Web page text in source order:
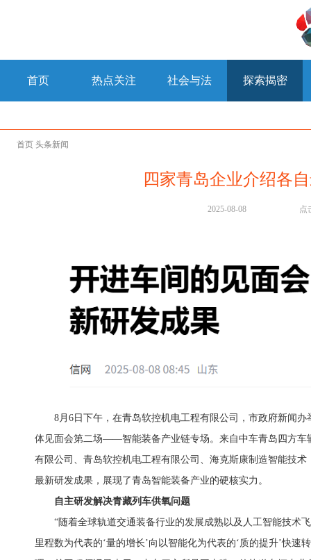
首页 热点关注 社会与法 探索揭密
首页 头条新闻
四家青岛企业介绍各
2025-08-08 点
8月6日下午，在青岛软控机电工程有限公司，市政府新闻
体见面会第二场——智能装备产业链专场。来自中车青岛四方车
有限公司、青岛软控机电工程有限公司、海克斯康制造智能技
最新研发成果，展现了青岛智能装备产业的硬核实力。
自主研发解决青藏列车供氧问题
“随着全球轨道交通装备行业的发展成熟以及人工智能技术
里程数为代表的‘量的增长’向以智能化为代表的‘质的提升’快速